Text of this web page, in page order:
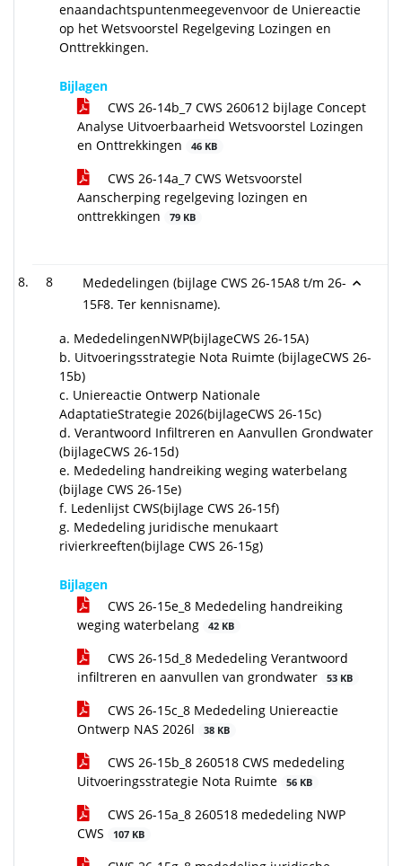
enaandachtspuntenmeegevenvoor de Uniereactie
op het Wetsvoorstel Regelgeving Lozingen en
Onttrekkingen.
Bijlagen
CWS 26-14b_7 CWS 260612 bijlage Concept
Analyse Uitvoerbaarheid Wetsvoorstel Lozingen
en Onttrekkingen
46 KB
CWS 26-14a_7 CWS Wetsvoorstel
Aanscherping regelgeving lozingen en
onttrekkingen
79 KB
8
Mededelingen (bijlage CWS 26-15A8 t/m 26-
15F8. Ter kennisname).
a. MededelingenNWP(bijlageCWS 26-15A)
b. Uitvoeringsstrategie Nota Ruimte (bijlageCWS 26-
15b)
c. Uniereactie Ontwerp Nationale
AdaptatieStrategie 2026(bijlageCWS 26-15c)
d. Verantwoord Infiltreren en Aanvullen Grondwater
(bijlageCWS 26-15d)
e. Mededeling handreiking weging waterbelang
(bijlage CWS 26-15e)
f. Ledenlijst CWS(bijlage CWS 26-15f)
g. Mededeling juridische menukaart
rivierkreeften(bijlage CWS 26-15g)
Bijlagen
CWS 26-15e_8 Mededeling handreiking
weging waterbelang
42 KB
CWS 26-15d_8 Mededeling Verantwoord
infiltreren en aanvullen van grondwater
53 KB
CWS 26-15c_8 Mededeling Uniereactie
Ontwerp NAS 2026l
38 KB
CWS 26-15b_8 260518 CWS mededeling
Uitvoeringsstrategie Nota Ruimte
56 KB
CWS 26-15a_8 260518 mededeling NWP
CWS
107 KB